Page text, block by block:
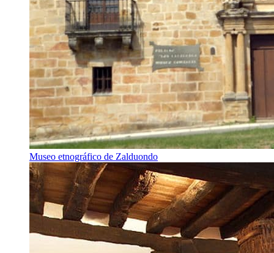
Museo etnográfico de Zalduondo